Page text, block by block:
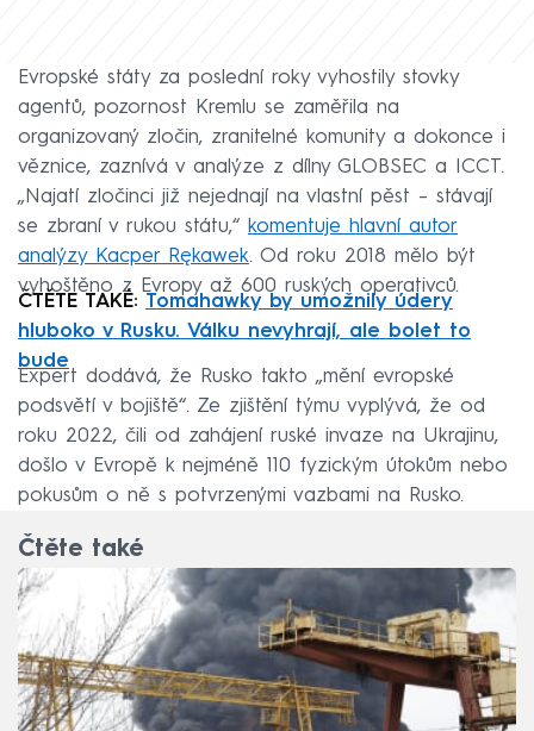
Evropské státy za poslední roky vyhostily stovky
agentů, pozornost Kremlu se zaměřila na
organizovaný zločin, zranitelné komunity a dokonce i
věznice, zaznívá v analýze z dílny GLOBSEC a ICCT.
„Najatí zločinci již nejednají na vlastní pěst – stávají
se zbraní v rukou státu,“ komentuje hlavní autor
analýzy Kacper Rękawek. Od roku 2018 mělo být
vyhoštěno z Evropy až 600 ruských operativců.
ČTĚTE TAKÉ: Tomahawky by umožnily údery
hluboko v Rusku. Válku nevyhrají, ale bolet to
bude
Expert dodává, že Rusko takto „mění evropské
podsvětí v bojiště“. Ze zjištění týmu vyplývá, že od
roku 2022, čili od zahájení ruské invaze na Ukrajinu,
došlo v Evropě k nejméně 110 fyzickým útokům nebo
pokusům o ně s potvrzenými vazbami na Rusko.
Čtěte také